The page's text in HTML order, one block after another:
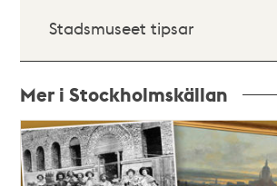
Stadsmuseet tipsar
Mer i Stockholmskällan
Relaterade
poster
och